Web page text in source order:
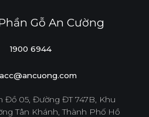
Gỗ An Cường
1900 6944
1900 6944
Đồ 05, Đường ĐT 747B, Khu
Tân Khánh, Thành Phố Hồ